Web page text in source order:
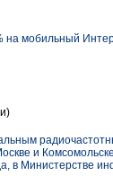
на мобильный
и
в Министерстве